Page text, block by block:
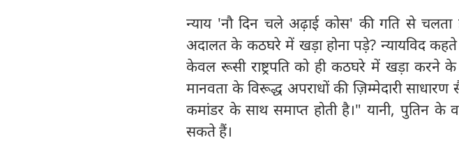
न्याय 'नौ दिन चले अढ़ाई कोस' की गति से चलता
अदालत के कठघरे में खड़ा होना पड़े? न्यायविद कहते
केवल रूसी राष्ट्रपति को ही कठघरे में खड़ा करने
मानवता के विरूद्ध अपराधों की ज़िम्मेदारी
कमांडर के साथ समाप्त होती है।" यानी, पुतिन के
सकते हैं।